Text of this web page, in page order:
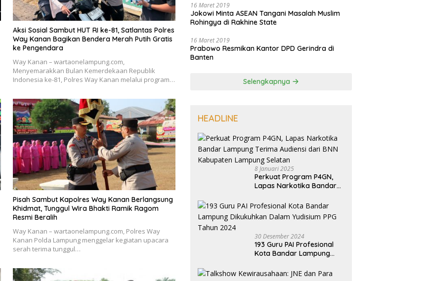
Aksi Sosial Sambut HUT RI ke-81, Satlantas Polres
Way Kanan Bagikan Bendera Merah Putih Gratis
ke Pengendara
Way Kanan – wartaonelampung.com,
Menyemarakkan Bulan Kemerdekaan Republik
Indonesia ke-81, Polres Way Kanan melalui program…
Pisah Sambut Kapolres Way Kanan Berlangsung
Khidmat, Tunggul Wira Bhakti Ramik Ragom
Resmi Beralih
Way Kanan – wartaonelampung.com, Polres Way
Kanan Polda Lampung menggelar kegiatan upacara
serah terima tunggul…
16 Maret 2019
Jokowi Minta ASEAN Tangani Masalah Muslim
Rohingya di Rakhine State
16 Maret 2019
Prabowo Resmikan Kantor DPD Gerindra di
Banten
Selengkapnya
HEADLINE
8 Januari 2025
Perkuat Program P4GN,
Lapas Narkotika Bandar
dari BNN Kabupaten
Lampung Selatan
30 Desember 2024
193 Guru PAI Profesional
Kota Bandar Lampung
Yudisium PPG Tahun 2024